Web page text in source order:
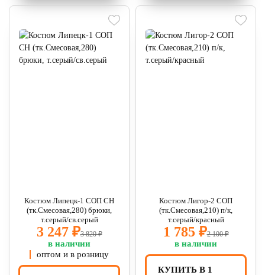
Костюм Липецк-1 СОП CH
(тк.Смесовая,280) брюки,
т.серый/св.серый
3 247 ₽3 820 ₽
в наличии
оптом и в розницу
Костюм Лигор-2 СОП
(тк.Смесовая,210) п/к,
т.серый/красный
1 785 ₽2 100 ₽
в наличии
КУПИТЬ В 1